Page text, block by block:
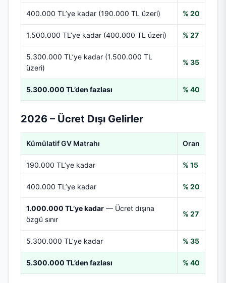
400.000 TL’ye kadar (190.000 TL üzeri) % 20
1.500.000 TL’ye kadar (400.000 TL üzeri) % 27
5.300.000 TL’ye kadar (1.500.000 TL
üzeri)
% 35
5.300.000 TL’den fazlası % 40
2026 – Ücret Dışı Gelirler
Kümülatif GV Matrahı Oran
190.000 TL’ye kadar % 15
400.000 TL’ye kadar % 20
1.000.000 TL’ye kadar — Ücret dışına
özgü sınır
% 27
5.300.000 TL’ye kadar % 35
5.300.000 TL’den fazlası % 40